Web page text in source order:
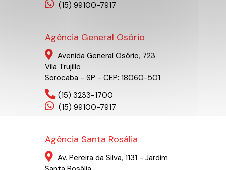
(15) 99100-7917
Agência General Osório
Avenida General Osório, 723
Vila Trujillo
Sorocaba - SP - CEP: 18060-501
(15) 3233-1700
(15) 99100-7917
Agência Santa Rosália
Av. Pereira da Silva, 1131 - Jardim